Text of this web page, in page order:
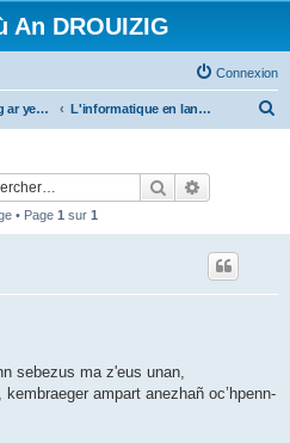
An DROUIZIG
Connexion
Ar stlenneg hag ar yezhoù bihan er bed a-bezh L'informatique en langues régionales et minoritaires
Rechercher
• Page 1 sur 1
sebezus ma z'eus unan,
ampart anezhañ oc’hpenn-